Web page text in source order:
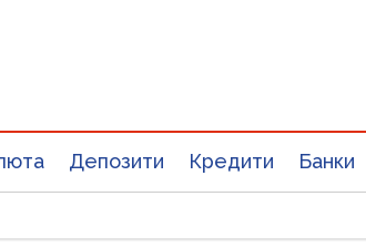
Депозити Кредити Банки